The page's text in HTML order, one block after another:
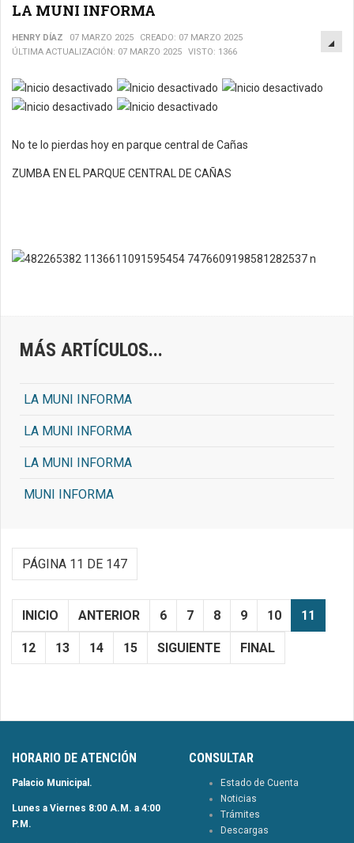
LA MUNI INFORMA
HENRY DÍAZ 07 MARZO 2025
CREADO: 07 MARZO 2025
ÚLTIMA ACTUALIZACIÓN: 07 MARZO 2025
VISTO: 1366
No te lo pierdas hoy en parque central de Cañas
ZUMBA EN EL PARQUE CENTRAL DE CAÑAS
MÁS ARTÍCULOS...
LA MUNI INFORMA
LA MUNI INFORMA
LA MUNI INFORMA
MUNI INFORMA
PÁGINA 11 DE 147
INICIO ANTERIOR 6 7 8 9 10 11
12 13 14 15 SIGUIENTE FINAL
HORARIO DE ATENCIÓN
Palacio Municipal.
Lunes a Viernes 8:00 A.M. a 4:00
P.M.
CONSULTAR
Estado de Cuenta
Noticias
Trámites
Descargas